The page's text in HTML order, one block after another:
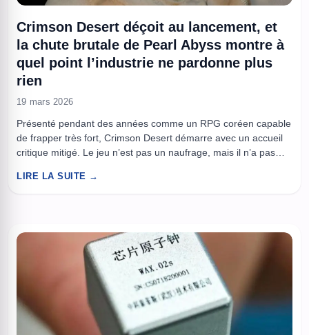
Crimson Desert déçoit au lancement, et
la chute brutale de Pearl Abyss montre à
quel point l’industrie ne pardonne plus
rien
19 mars 2026
Présenté pendant des années comme un RPG coréen capable
de frapper très fort, Crimson Desert démarre avec un accueil
critique mitigé. Le jeu n’est pas un naufrage, mais il n’a pas
été immédiate. Quand un studio vend un projet comme une
LIRE LA SUITE →